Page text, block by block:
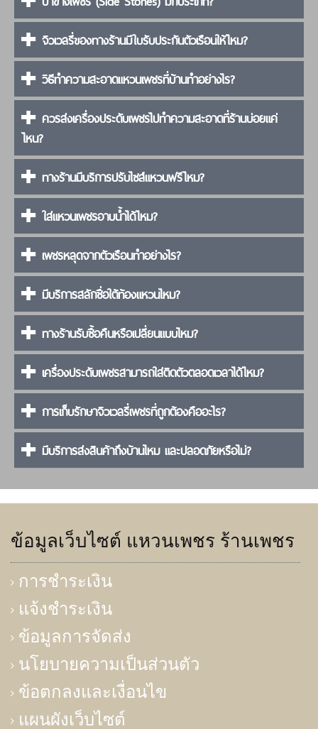
จิวเวลรี่ของทางร้านมีใบรับประกันตัวเรือนให้ไหม?
วิธีทำความสะอาดแหวนเพชรที่บ้านทำอย่างไร?
ควรส่งเครื่องประดับเพชรไปทำความสะอาดที่ร้านบ่อยแค่
ไหน?
ทางร้านมีบริการปรับไซส์แหวนฟรีไหม?
ใส่แหวนเพชรอาบน้ำได้ไหม?
เพชรหลุดจากตัวเรือนทำอย่างไร?
มีบริการสลักชื่อใต้ท้องแหวนไหม?
ทางร้านรับซื้อคืนหรือเปลี่ยนแบบไหม?
เครื่องประดับเพชรสามารถใส่ติดตัวตลอดเวลาได้ไหม?
การเก็บรักษาจิวเวลรี่เพชรที่ถูกต้องคืออะไร?
มีบริการส่งสินค้าถึงบ้านไหม และปลอดภัยหรือไม่?
ข้อมูลเว็บไซต์ แหวนเพชร ร้านเพชร
การชำระเงิน
แจ้งชำระเงิน
ข้อมูลการจัดส่ง
นโยบายความเป็นส่วนตัว
ข้อตกลงและเงื่อนไข
แผนผังเว็บไซต์